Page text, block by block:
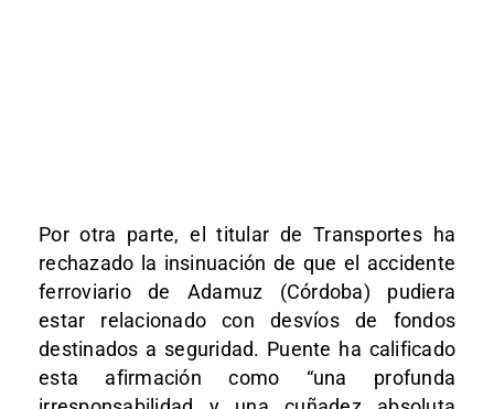
Por otra parte, el titular de Transportes ha
rechazado la insinuación de que el accidente
ferroviario de Adamuz (Córdoba) pudiera
estar relacionado con desvíos de fondos
destinados a seguridad. Puente ha calificado
esta afirmación como “una profunda